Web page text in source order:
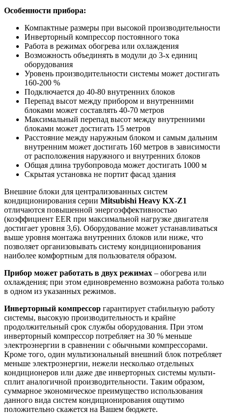
Особенности прибора:
Компактные размеры при высокой производительности
Инверторный компрессор постоянного тока
Работа в режимах обогрева или охлаждения
Возможность объединять в модули до 3-х единиц
оборудования
Уровень производительности системы может достигать
160-200 %
Подключается до 40-80 внутренних блоков
Перепад высот между прибором и внутренними
блоками может составлять 40-70 метров
Максимальный перепад высот между внутренними
блоками может достигать 15 метров
Расстояние между наружным блоком и самым дальним
внутренним может достигать 160 метров в зависимости
от расположения наружного и внутренних блоков
Общая длина трубопровода может достигать 1000 м
Скрытая установка не портит фасад здания
Внешние блоки для централизованных систем
кондиционирования серии Mitsubishi Heavy KX-Z1
отличаются повышенной энергоэффективностью
(коэффициент EER при максимальной нагрузке двигателя
достигает уровня 3,6). Оборудование может устанавливаться
выше уровня монтажа внутренних блоков или ниже, что
позволяет организовывать систему кондиционирования
наиболее комфортным для пользователя образом.
Прибор может работать в двух режимах – обогрева или
охлаждения; при этом единовременно возможна работа только
в одном из указанных режимов.
Инверторный компрессор гарантирует стабильную работу
системы, высокую производительность и крайне
продолжительный срок службы оборудования. При этом
инверторный компрессор потребляет на 30 % меньше
электроэнергии в сравнении с обычными компрессорами.
Кроме того, один мультизональный внешний блок потребляет
меньше электроэнергии, нежели несколько отдельных
кондиционеров или даже две инверторных системы мульти-
сплит аналогичной производительности. Таким образом,
суммарное экономическое преимущество использования
данного вида систем кондиционирования ощутимо
положительно скажется на Вашем бюджете.